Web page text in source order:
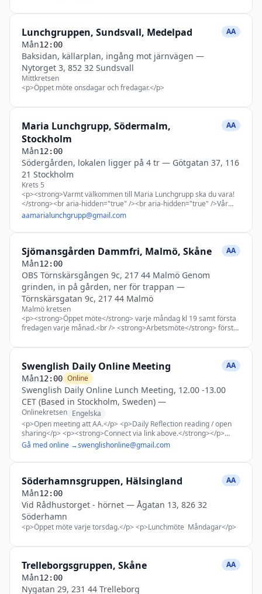
Lunchgruppen, Sundsvall, Medelpad AA
Mån12:00
Baksidan, källarplan, ingång mot järnvägen —
Nytorget 3, 852 32 Sundsvall
Mittkretsen
<p>Öppet möte onsdagar och fredagar.</p>
Maria Lunchgrupp, Södermalm,
Stockholm
AA
Mån12:00
Södergården, lokalen ligger på 4 tr — Götgatan 37, 116
21 Stockholm
Krets 5
<p><strong>Varmt välkommen till Maria Lunchgrupp ska du vara!
</strong><br aria-hidden="true" /><br aria-hidden="true" />Vår
grupp har på fredagar ett unikt förstastegs-/nybörjarmöte främst
inriktat för dig som känner dig ny, om du är osäker på om du är
alkoholist eller inte varit på AA förut. <br aria-hidden="true" />På
annan dag och känner att du är i behov av ett
förstastegs-/nybörjarmöte så gör vi om mötet till ett sådant.<br
aria-hidden="true" /><br aria-hidden="true" />Du är viktigast i de
här rummet och det enda misstaget du kan göra i AA är att inte
komma tillbaka, varmt välkommen!</p> <p>&nbsp;</p> <p><br
aria-hidden="true" /><br aria-hidden="true" /></p>
aamarialunchgrupp@gmail.com
Sjömansgården Dammfri, Malmö, Skåne AA
Mån12:00
OBS Törnskärsgången 9c, 217 44 Malmö Genom
grinden, in på gården, ner för trappan —
Törnskärsgatan 9c, 217 44 Malmö
Malmö kretsen
<p><strong>Öppet möte</strong> varje måndag kl 19 samt första
fredagen varje månad.<br /> <strong>Arbetsmöte</strong> första
<strong>Gruppsamvetsmöte</strong> första torsdagen mars, juni,
/> Mån kl 19.00 = Stegstudier. Stora Boken. (Öppet möte)<br /> Tis
kl 19.00 = Meditationsmöte<br /> Ons kl 12.00 = Utan tema<br />
Ons kl 19.00-20:15 = Steg 1,2,3. 12 steg &amp; 12 traditioner.<br />
Tor kl 12.00 = Kom till tro<br /> Tor kl 19.00 = Steg, Traditioner och
AA historia.<br /> Fre kl 12.00 = Tema: Som Bill ser det.<br /> Fre kl
19.00 = Tema andlighet. Talare första fredagen i månaden som då
är öppet möte och hybrid. Lör kl 12.00 = Tema Löftena<br /> Lör Kl
19.00 Återfallssignaler.<br /> Sön kl 10.00 = Som Bill ser det<br />
Sön 16.00 = Leva nykter<br /> Sön 19.00 = Burken</p>
Swenglish Daily Online Meeting AA
Mån12:00 Online
Swenglish Daily Online Lunch Meeting, 12.00 -13.00
CET (Based in Stockholm, Sweden) —
Onlinekretsen Engelska
<p>Open meeting att AA.</p> <p>Daily Reflection reading / open
sharing</p> <p><strong>Connect via link above.</strong></p>
<p>ZOOM ID: 868 6754 7340</p>
Gå med online →swenglishonline@gmail.com
Söderhamnsgruppen, Hälsingland AA
Mån12:00
Vid Rådhustorget - hörnet — Ågatan 13, 826 32
Söderhamn
<p>Öppet möte varje torsdag.</p> <p>Lunchmöte Måndagar</p>
Trelleborgsgruppen, Skåne AA
Mån12:00
Nygatan 29, 231 44 Trelleborg